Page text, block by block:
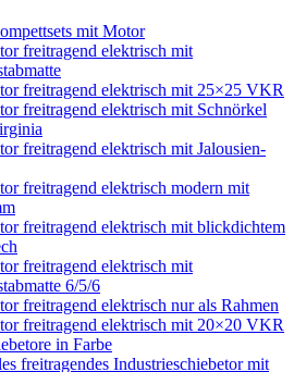
mit Motor
freitragend elektrisch mit
freitragend elektrisch mit 25×25 VKR
freitragend elektrisch mit Schnörkel
freitragend elektrisch mit Jalousien-
freitragend elektrisch modern mit
freitragend elektrisch mit blickdichtem
freitragend elektrisch mit
6/5/6
freitragend elektrisch nur als Rahmen
freitragend elektrisch mit 20×20 VKR
in Farbe
freitragendes Industrieschiebetor mit